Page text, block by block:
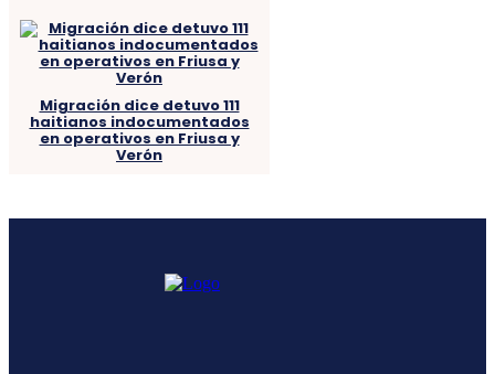
Migración dice detuvo 111
haitianos indocumentados
en operativos en Friusa y
Verón